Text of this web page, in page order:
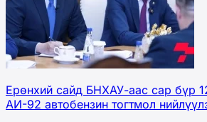
Ерөнхий сайд БНХАУ-аас сар бүр
АИ-92 автобензин тогтмол